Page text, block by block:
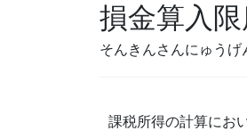
損金算入
そんきんさんにゅうげ
課税所得の計算にお